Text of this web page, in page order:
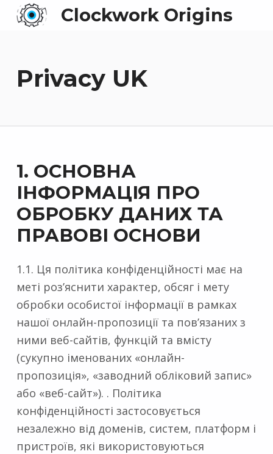
Clockwork Origins
Privacy UK
1. ОСНОВНА
ІНФОРМАЦІЯ ПРО
ОБРОБКУ ДАНИХ ТА
ПРАВОВІ ОСНОВИ
1.1. Ця політика конфіденційності має на
меті роз’яснити характер, обсяг і мету
обробки особистої інформації в рамках
нашої онлайн-пропозиції та пов’язаних з
ними веб-сайтів, функцій та вмісту
(сукупно іменованих «онлайн-
пропозиція», «заводний обліковий запис»
або «веб-сайт»). . Політика
конфіденційності застосовується
незалежно від доменів, систем, платформ і
пристроїв, які використовуються